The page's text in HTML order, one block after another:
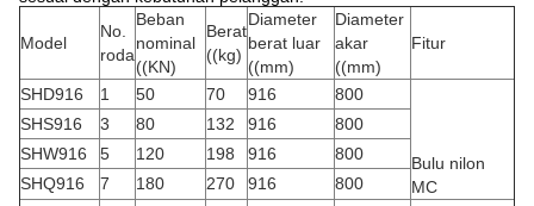
Model
No.
roda
Beban
nominal
((KN)
Berat
((kg)
Diameter
berat luar
((mm)
Diameter
akar
((mm)
Fitur
SHD916 1 50 70 916 800
Bulu nilon
MC
SHS916 3 80 132 916
800
SHW916
5 120 198 916
800
SHQ916
7 180 270 916
800